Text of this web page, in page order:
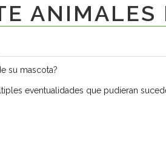
ANIMALES
su mascota?
eventualidades que pudieran